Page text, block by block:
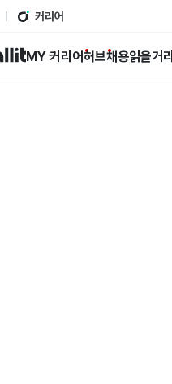
커리어
MY 커리어허브채용읽을거리